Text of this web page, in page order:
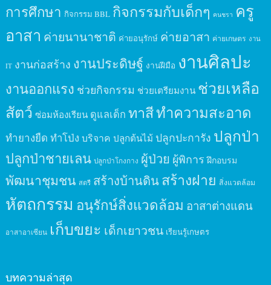
การศึกษา กิจกรรม BBL กิจกรรมกับเด็กๆ คนชรา ครู
อาสา ค่ายนานาชาติ ค่ายอนุรักษ์ ค่ายอาสา ค่ายเกษตร งาน
IT งานก่อสร้าง งานประดิษฐ์ งานฝีมือ งานศิลปะ
งานออกแรง ช่วยกิจกรรม ช่วยเตรียมงาน ช่วยเหลือ
สัตว์ ซ่อมห้องเรียน ดูแลเด็ก ทาสีทำความสะอาด
ทำยางยืด ทำโป่ง บริจาค ปลูกต้นไม้ ปลูกปะการัง ปลูกป่า
ปลูกป่าชายเลน ปลูกป่าโกงกาง ผู้ป่วย ผู้พิการ ฝึกอบรม
พัฒนาชุมชน สตรี สร้างบ้านดินสร้างฝาย สิ่งแวดล้อม
หัตถกรรม อนุรักษ์สิ่งแวดล้อม อาสาต่างแดน
อาสาอาเซียน เก็บขยะ เด็กเยาวชน เรียนรู้เกษตร
บทความล่าสุด